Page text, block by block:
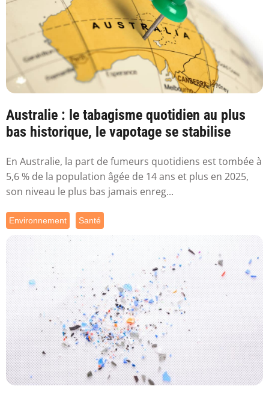
Australie : le tabagisme quotidien au plus
bas historique, le vapotage se stabilise
En Australie, la part de fumeurs quotidiens est tombée à
5,6 % de la population âgée de 14 ans et plus en 2025,
son niveau le plus bas jamais enreg...
Environnement Santé